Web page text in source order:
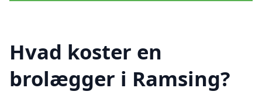
Hvad koster en
brolægger i Ramsing?